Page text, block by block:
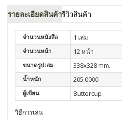
รายละเอียดสินค้ารีวิวสินค้า
จำนวนหนังสือ 1 เล่ม
จำนวนหน้า 12 หน้า
ขนาดรูปเล่ม 338x328 mm.
น้ำหนัก 205.0000
ผู้เขียน Buttercup
วิธีการเล่น